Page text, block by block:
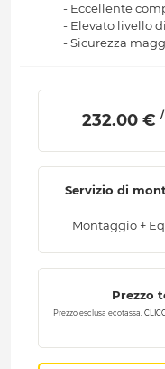
- Eccellente
- Elevato livello
- Sicurezza
232.00 €
Servizio di
Montaggio +
Prezzo
Prezzo esclusa ecotassa.